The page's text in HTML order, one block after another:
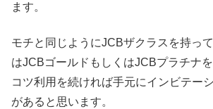
ます。
モチと同じようにJCBザクラスを持っ
はJCBゴールドもしくはJCBプラチナ
コツ利用を続ければ手元にインビテー
があると思います。